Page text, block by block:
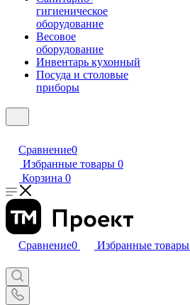
гигиеническое
оборудование
Весовое
оборудование
Инвентарь кухонный
Посуда и столовые
приборы
Сравнение0
Избранные товары 0
Корзина 0
Сравнение0 Избранные товары